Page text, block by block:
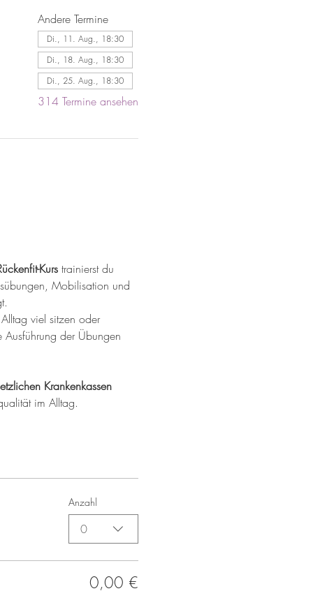
Andere Termine
Di., 11. Aug., 18:30
Di., 18. Aug., 18:30
Di., 25. Aug., 18:30
314 Termine ansehen
Kurs trainierst du
Mobilisation und
viel sitzen oder
der Übungen
Krankenkassen
im Alltag.
Anzahl
0
0,00 €